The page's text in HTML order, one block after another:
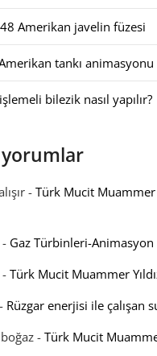
Amerikan javelin füzesi
tankı animasyonu
bilezik nasıl yapılır?
yorumlar
- Türk Mucit Muammer
Gaz Türbinleri-Animasyon
Türk Mucit Muammer
- Rüzgar enerjisi ile çalışan
- Türk Mucit